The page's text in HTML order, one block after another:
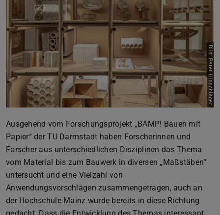
Bild: Peter Hinschläger
Ausgehend vom Forschungsprojekt „BAMP! Bauen mit
Papier“ der TU Darmstadt haben Forscherinnen und
Forscher aus unterschiedlichen Disziplinen das Thema
vom Material bis zum Bauwerk in diversen „Maßstäben“
untersucht und eine Vielzahl von
Anwendungsvorschlägen zusammengetragen, auch an
der Hochschule Mainz wurde bereits in diese Richtung